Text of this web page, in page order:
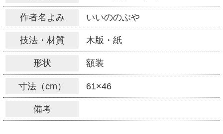
作者名よみ いいののぶや
技法・材質 木版・紙
形状 額装
寸法（cm） 61×46
備考